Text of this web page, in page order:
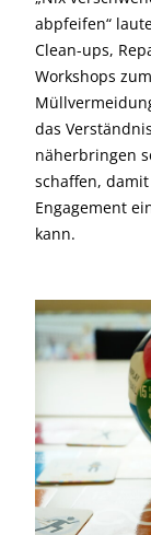
abpfeifen“
Clean-ups,
Workshops
das
näherbringen
schaffen,
Engagement
kann.